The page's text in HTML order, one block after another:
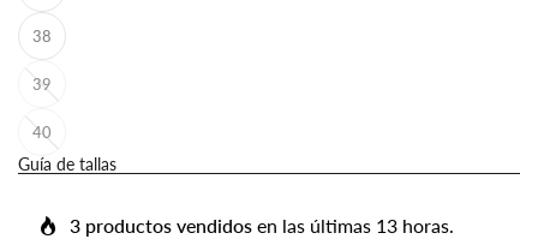
38
39
40
Guía de tallas
3 productos vendidos en las últimas 13 horas.